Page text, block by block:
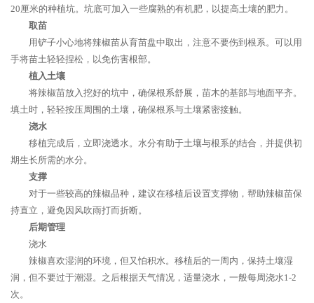
20厘米的种植坑。坑底可加入一些腐熟的有机肥，以提高土壤的肥力。
取苗
用铲子小心地将辣椒苗从育苗盘中取出，注意不要伤到根系。可以用
手将苗土轻轻捏松，以免伤害根部。
植入土壤
将辣椒苗放入挖好的坑中，确保根系舒展，苗木的基部与地面平齐。
填土时，轻轻按压周围的土壤，确保根系与土壤紧密接触。
浇水
移植完成后，立即浇透水。水分有助于土壤与根系的结合，并提供初
期生长所需的水分。
支撑
对于一些较高的辣椒品种，建议在移植后设置支撑物，帮助辣椒苗保
持直立，避免因风吹雨打而折断。
后期管理
浇水
辣椒喜欢湿润的环境，但又怕积水。移植后的一周内，保持土壤湿
润，但不要过于潮湿。之后根据天气情况，适量浇水，一般每周浇水1-2
次。